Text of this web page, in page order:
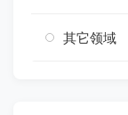
其它领域